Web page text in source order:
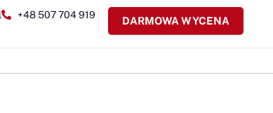
DARMOWA WYCENA
+48 507 704 919